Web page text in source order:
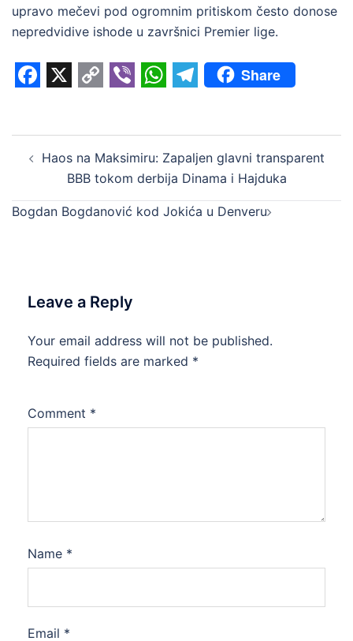
upravo mečevi pod ogromnim pritiskom često donose
nepredvidive ishode u završnici Premier lige.
Share
navigation
Haos na Maksimiru: Zapaljen glavni transparent
BBB tokom derbija Dinama i Hajduka
Bogdan Bogdanović kod Jokića u Denveru
Leave a Reply
Your email address will not be published.
Required fields are marked *
Comment *
Name *
Email *